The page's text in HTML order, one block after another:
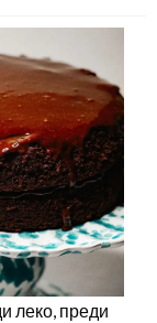
леко, преди